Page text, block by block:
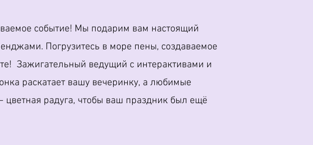
событие! Мы подарим вам настоящий
Погрузитесь в море пены, создаваемое
Зажигательный ведущий с интерактивами и
раскатает вашу вечеринку, а любимые
цветная радуга, чтобы ваш праздник был ещё